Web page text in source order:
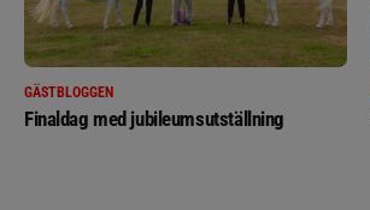
GÄSTBLOGGEN
Finaldag med jubileumsutställning